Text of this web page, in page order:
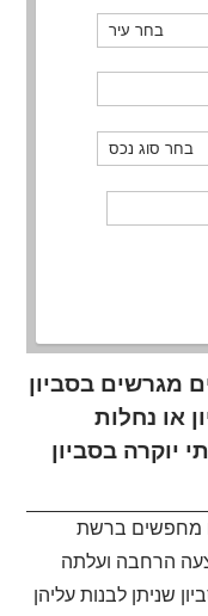
מגרשים בסביון
או נחלות
יוקרה בסביון
מחפשים ברשת
הרחבה ועלתה
שניתן לבנות עליהן